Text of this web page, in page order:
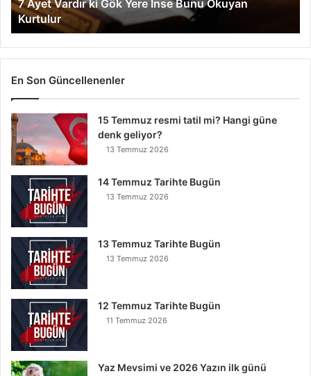
d
r
k
i
G
Y
e
r
e
n
s
B
u
n
k
a
n
7 Ayet Vardır ki Gök Yere İnse Bunu Okuyan
Kurtulur
En Son Güncellenenler
15 Temmuz resmi tatil mi? Hangi güne
denk geliyor?
13 Temmuz 2026
14 Temmuz Tarihte Bugün
13 Temmuz 2026
13 Temmuz Tarihte Bugün
13 Temmuz 2026
12 Temmuz Tarihte Bugün
11 Temmuz 2026
Yaz Mevsimi ve 2026 Yazın ilk günü